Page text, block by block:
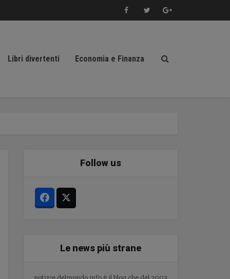
Libri divertenti Economia e Finanza
Follow us
Le news più strane
notizie.delmondo.info è il blog che dal 2003